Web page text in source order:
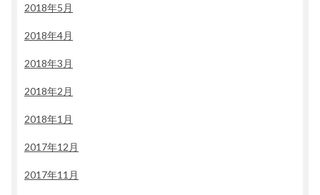
2018年5月
2018年4月
2018年3月
2018年2月
2018年1月
2017年12月
2017年11月